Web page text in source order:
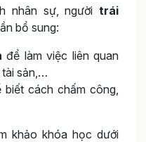
nhân sự, người trái
bổ sung:
để làm việc liên quan
tài sản,…
biết cách chấm công,
khảo khóa học dưới